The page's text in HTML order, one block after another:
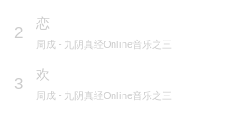
2
恋
周成- 九阴真经Online音乐之三
3
欢
周成- 九阴真经Online音乐之三